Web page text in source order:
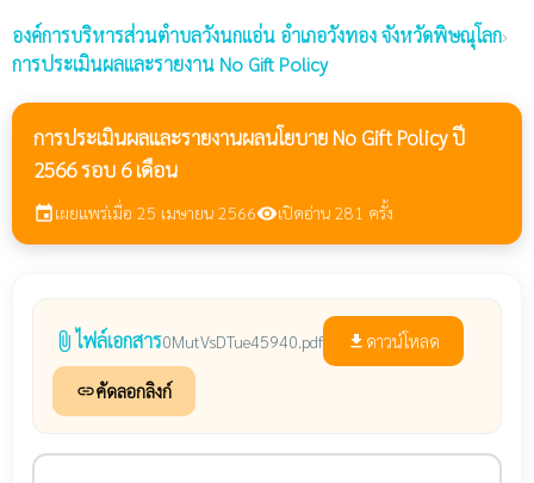
องค์การบริหารส่วนตำบลวังนกแอ่น อำเภอวังทอง จังหวัดพิษณุโลก›
การประเมินผลและรายงาน No Gift Policy
การประเมินผลและรายงานผลนโยบาย No Gift Policy ปี
2566 รอบ 6 เดือน
eventเผยแพร่เมื่อ 25 เมษายน 2566visibilityเปิดอ่าน 281 ครั้ง
attach_file ไฟล์เอกสาร0MutVsDTue45940.pdf file_download ดาวน์โหลด
linkคัดลอกลิงก์